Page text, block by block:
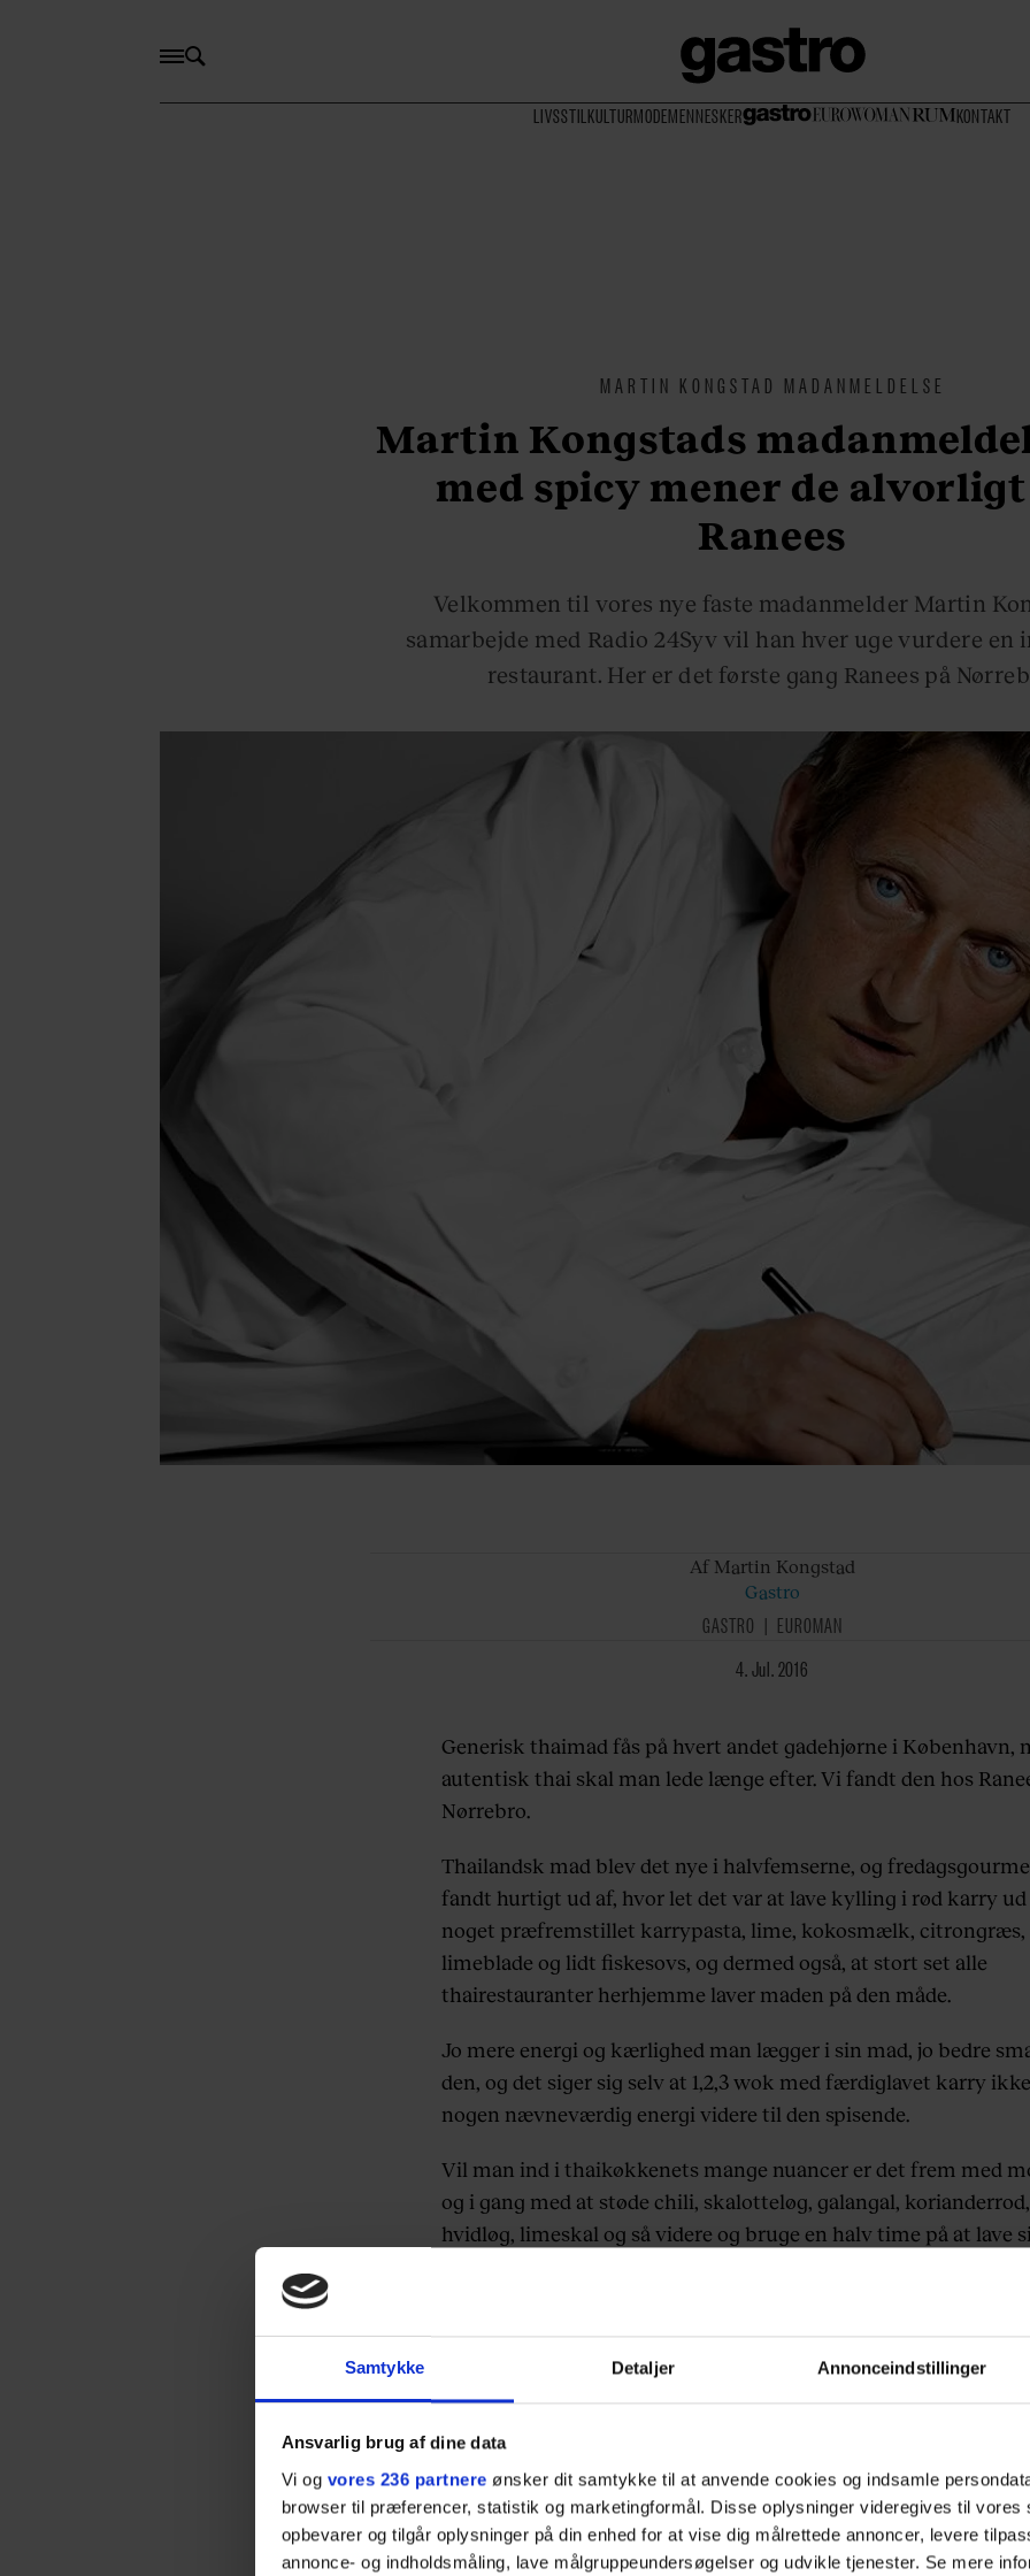
Samtykke Detaljer Annonceindstillinger
Ansvarlig brug af dine data
Vi og vores 236 partnere ønsker dit samtykke til at anvende cookies og indsamle
browser til præferencer, statistik og marketingformål. Disse oplysninger videregives til vores
opbevarer og tilgår oplysninger på din enhed for at vise dig målrettede annoncer, levere
annonce- og indholdsmåling, lave målgruppeundersøgelser og udvikle tjenester. Se mere
LIVSSTIL KULTURMODEMENNESKER KONTAKT
MARTIN KONGSTAD MADANMELDELSE
Martin Kongstads
med spicy mener de
Ranees
Velkommen til vores nye faste madanmelder Martin
samarbejde med Radio 24Syv vil han hver uge vurdere en
restaurant. Her er det første gang Ranees på
Af Martin Kongstad
Gastro
GASTRO
EUROMAN
4. Jul. 2016
Generisk thaimad fås på hvert andet gadehjørne i København,
autentisk thai skal man lede længe efter. Vi fandt den hos
Nørrebro.
Thailandsk mad blev det nye i halvfemserne, og
fandt hurtigt ud af, hvor let det var at lave kylling i rød karry
noget præfremstillet karrypasta, lime, kokosmælk, citrongræs,
limeblade og lidt fiskesovs, og dermed også, at stort set alle
thairestauranter herhjemme laver maden på den måde.
Jo mere energi og kærlighed man lægger i sin mad, jo bedre
den, og det siger sig selv at 1,2,3 wok med færdiglavet karry
nogen nævneværdig energi videre til den spisende.
Vil man ind i thaikøkkenets mange nuancer er det frem med
og i gang med at støde chili, skalotteløg, galangal, korianderrod,
hvidløg, limeskal og så videre og bruge en halv time på at lave
godt for.
Der findes ikke mange steder, som gør sig besværet. Et af dem
meget personligt drevet sted, som, ud over at være tro mod det
oprindelige køkken, adskiller sig holdningsmæssigt fra byens
thairestauranter og minder mere om Berlin end København.
Ingen restaurant i byen har så god kunst på væggene som